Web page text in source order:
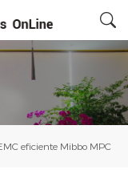
eficiente Mibbo MPC